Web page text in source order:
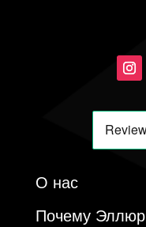
О нас
Почему Эллюр